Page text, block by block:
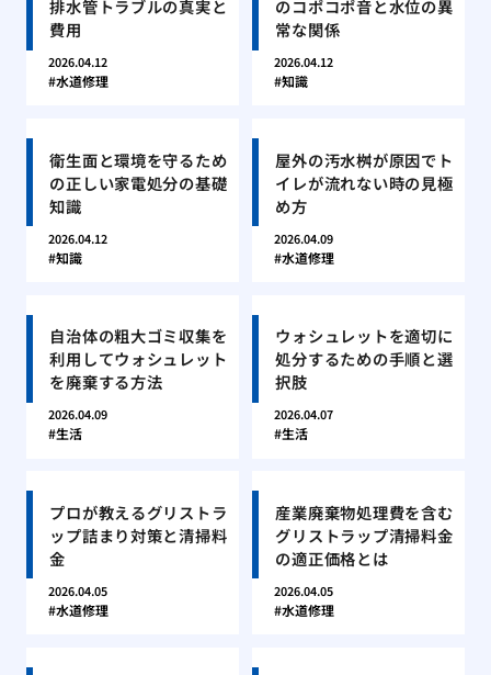
排水管トラブルの真実と
費用
2026.04.12
水道修理
のコポコポ音と水位の異
常な関係
2026.04.12
知識
衛生面と環境を守るため
の正しい家電処分の基礎
知識
2026.04.12
知識
屋外の汚水桝が原因でト
イレが流れない時の見極
め方
2026.04.09
水道修理
自治体の粗大ゴミ収集を
利用してウォシュレット
を廃棄する方法
2026.04.09
生活
ウォシュレットを適切に
処分するための手順と選
択肢
2026.04.07
生活
プロが教えるグリストラ
ップ詰まり対策と清掃料
金
2026.04.05
水道修理
産業廃棄物処理費を含む
グリストラップ清掃料金
の適正価格とは
2026.04.05
水道修理